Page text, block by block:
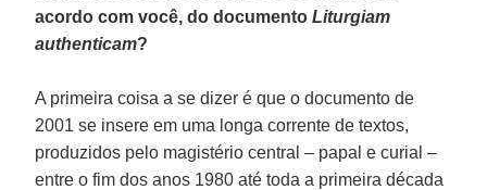
acordo com você, do documentoLiturgiam
authenticam?
A primeira coisa a se dizer é que o documento de
2001 se insere em uma longa corrente de textos,
produzidos pelo magistério central – papal e curial –
entre o fim dos anos 1980 até toda a primeira década